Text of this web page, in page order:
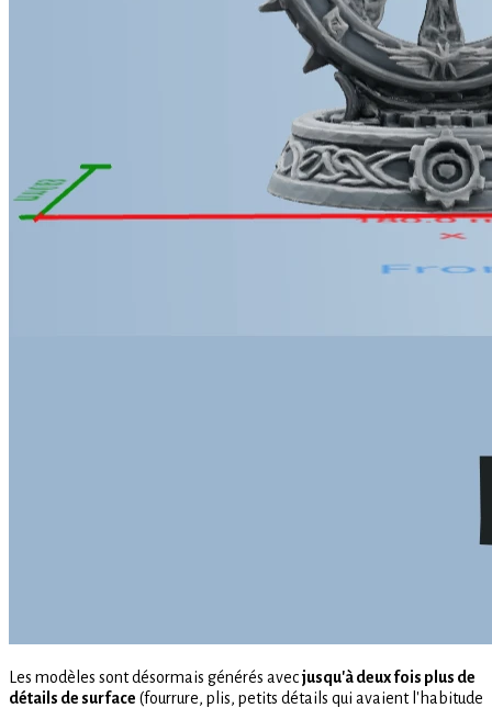
Les modèles sont désormais générés avecjusqu'à deux fois plus de
détails de surface (fourrure, plis, petits détails qui avaient l'habitude